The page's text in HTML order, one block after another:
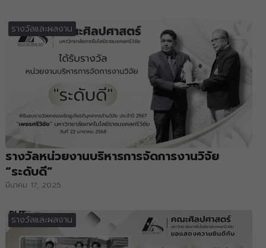
รางวัลและผลงาน
รางวัลหน่วยงานบริหารการจัดการงานวิจัย
“ระดับดี”
มีนาคม 17, 2025
รางวัลและผลงาน